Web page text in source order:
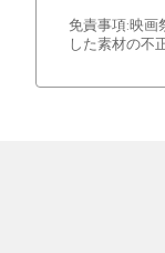
免責事項:映画
した素材の不